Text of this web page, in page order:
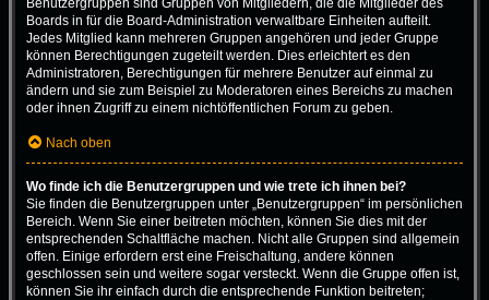
Benutzergruppen sind Gruppen von Mitgliedern, die die Mitglieder des
Boards in für die Board-Administration verwaltbare Einheiten aufteilt.
Jedes Mitglied kann mehreren Gruppen angehören und jeder Gruppe
können Berechtigungen zugeteilt werden. Dies erleichtert es den
Administratoren, Berechtigungen für mehrere Benutzer auf einmal zu
ändern und sie zum Beispiel zu Moderatoren eines Bereichs zu machen
oder ihnen Zugriff zu einem nichtöffentlichen Forum zu geben.
Nach oben
Wo finde ich die Benutzergruppen und wie trete ich ihnen bei?
Sie finden die Benutzergruppen unter „Benutzergruppen“ im persönlichen
Bereich. Wenn Sie einer beitreten möchten, können Sie dies mit der
entsprechenden Schaltfläche machen. Nicht alle Gruppen sind allgemein
offen. Einige erfordern erst eine Freischaltung, andere können
geschlossen sein und weitere sogar versteckt. Wenn die Gruppe offen ist,
können Sie ihr einfach durch die entsprechende Funktion beitreten;